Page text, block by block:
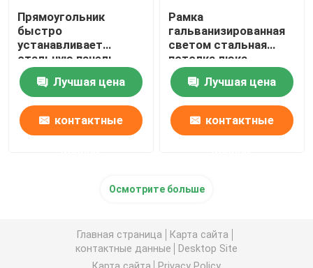
Прямоугольник
быстро
устанавливает
стальную панель
доступа с тяжелыми
крюками люка 4
Лучшая цена
контактные
Рамка
гальванизированная
светом стальная
потолка люка
дверцы входного
люка притока СК-
АПС-010
Лучшая цена
контактные
Осмотрите больше
Главная страница
Карта сайта
контактные данные
Desktop Site
Карта сайта
Privacy Policy